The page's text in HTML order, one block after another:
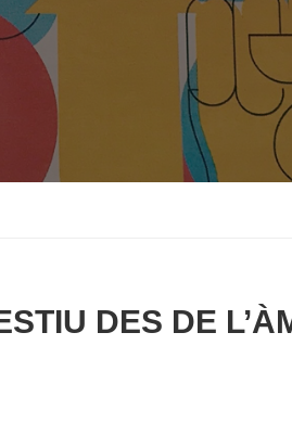
DES DE